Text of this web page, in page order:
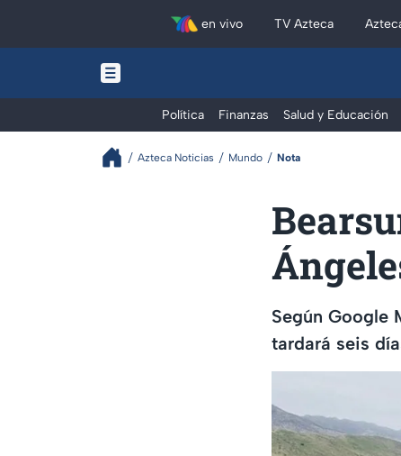
en vivo TV Azteca
Política Finanzas Salud y Educación
Azteca Noticias Mundo Nota
Según Google
tardará seis